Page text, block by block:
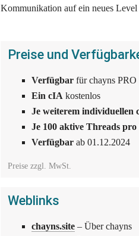
Kommunikation auf ein neues
Preise und
Verfügbar für chayns PRO
Ein cIA kostenlos
Je weiterem individuellen
Je 100 aktive Threads
Verfügbar ab 01.12.2024
Preise zzgl. MwSt.
Weblinks
chayns.site – Über chayns